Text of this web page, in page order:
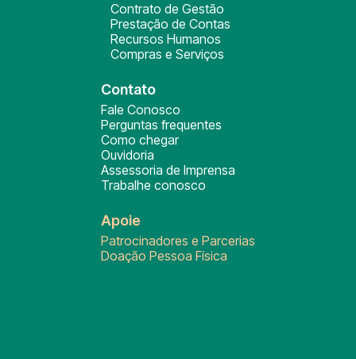
Contrato de Gestão
Prestação de Contas
Recursos Humanos
Compras e Serviços
Contato
Fale Conosco
Perguntas frequentes
Como chegar
Ouvidoria
Assessoria de Imprensa
Trabalhe conosco
Apoie
Patrocinadores e Parcerias
Doação Pessoa Física